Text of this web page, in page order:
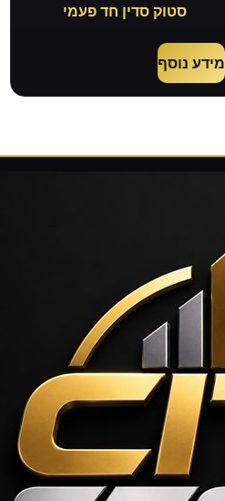
סטוק סדין חד פעמי
מידע נוסף